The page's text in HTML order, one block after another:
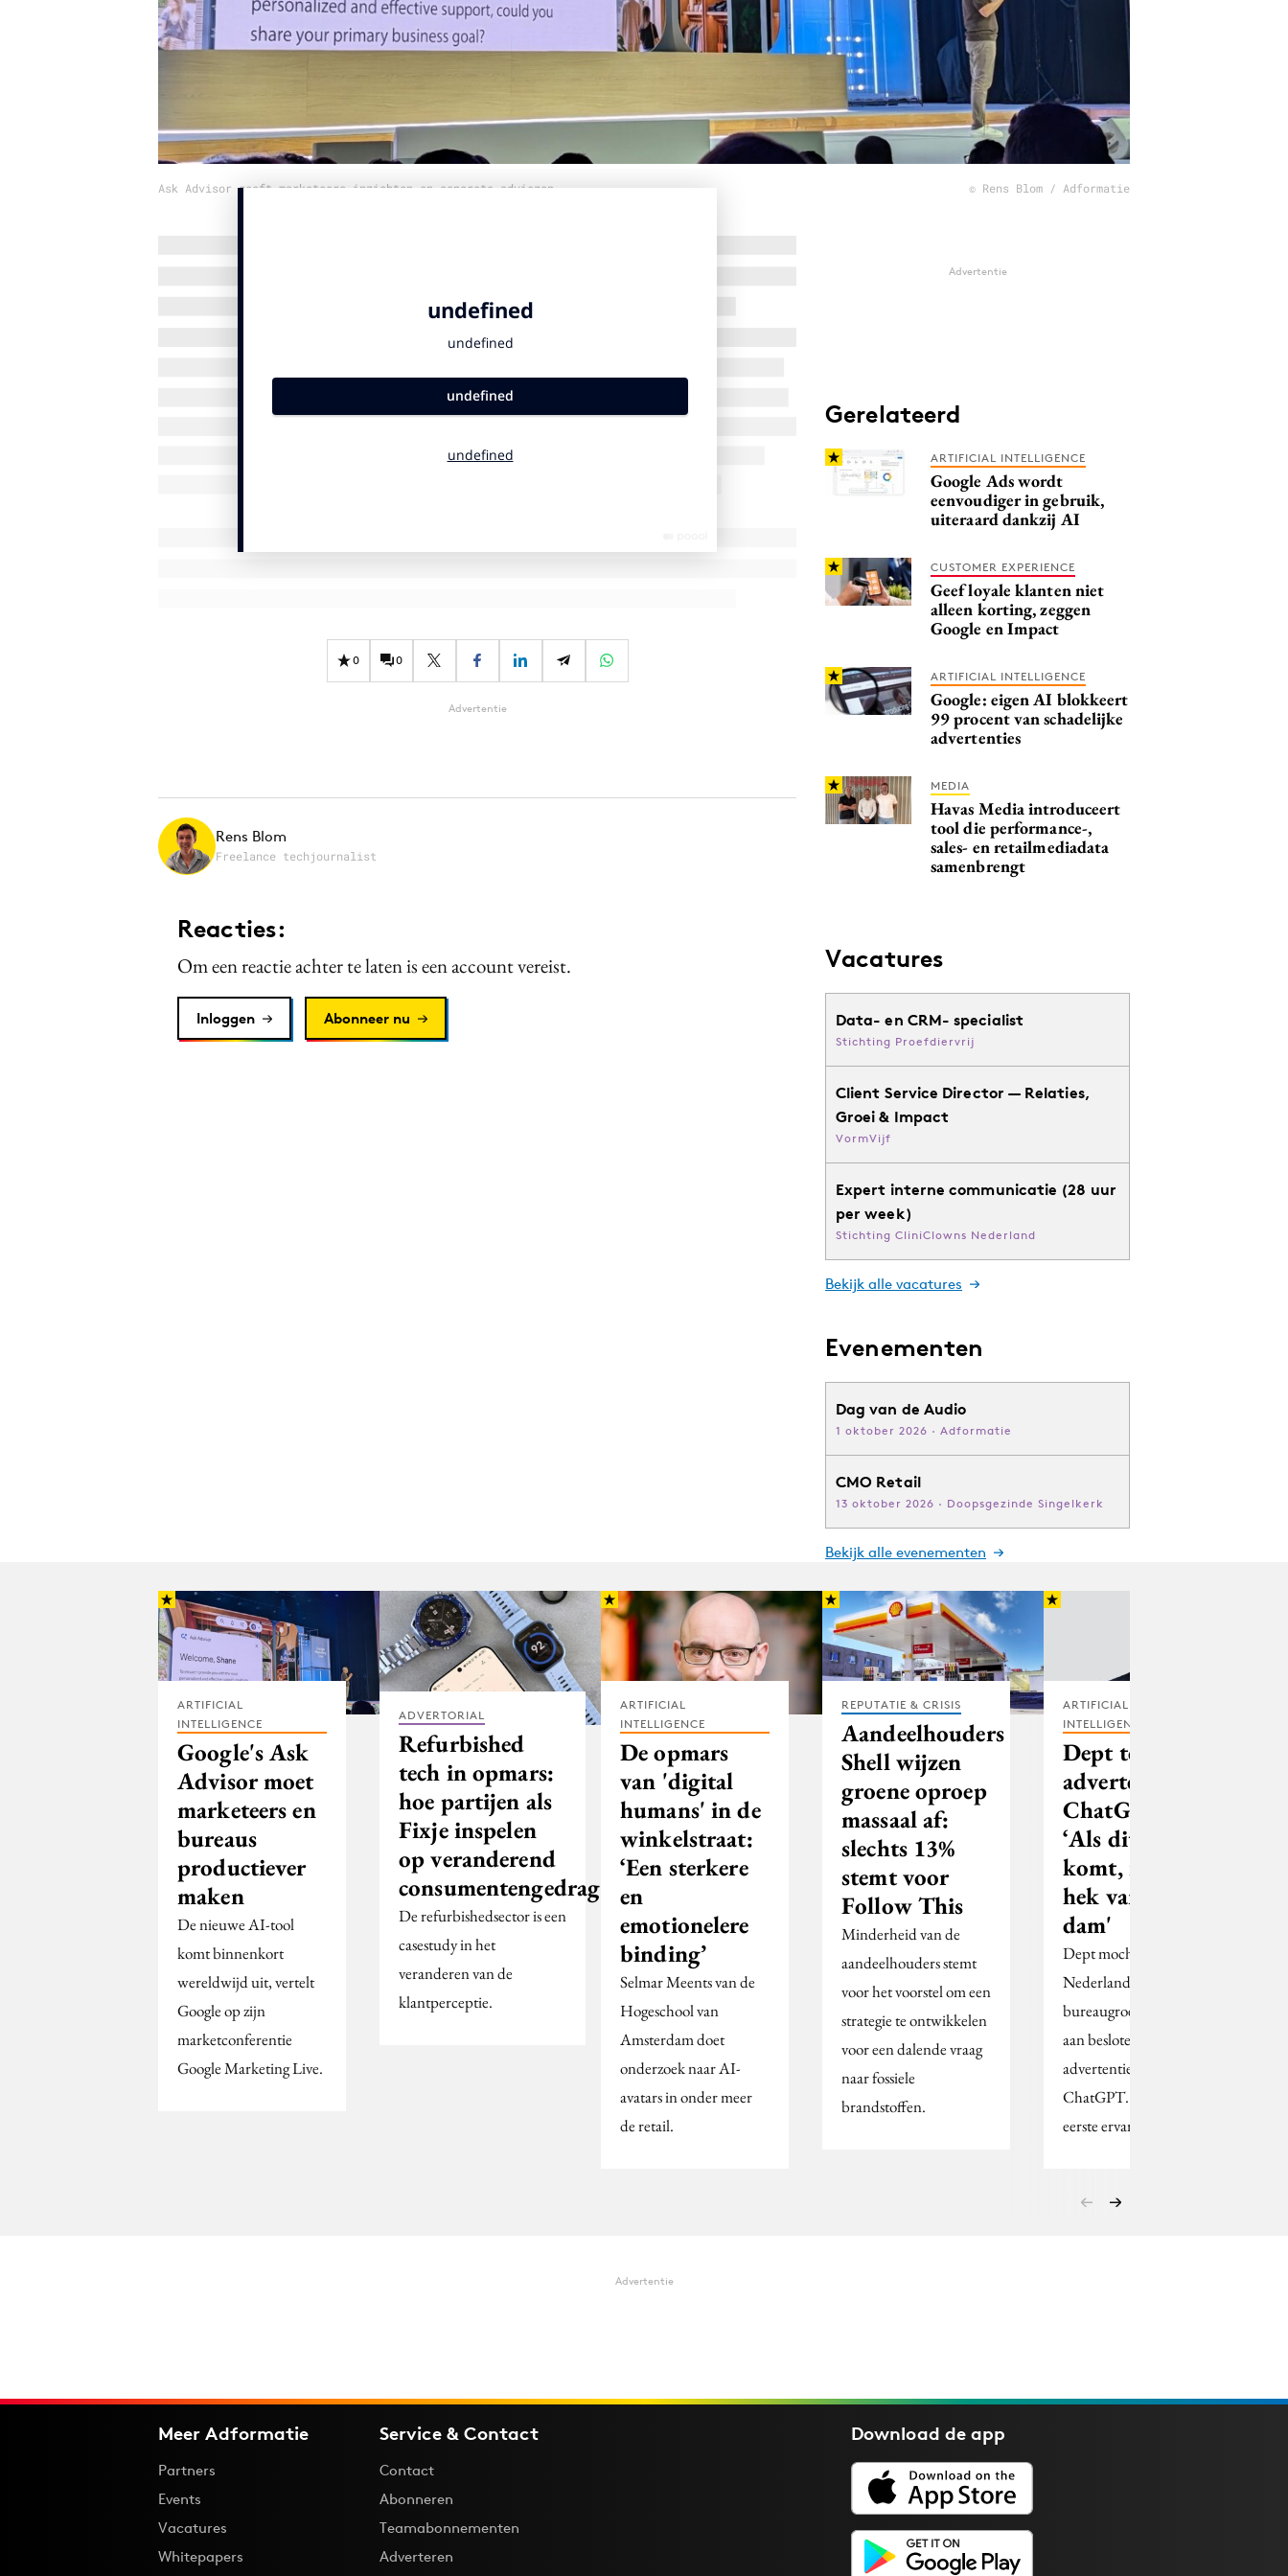
Ask Advisor geeft marketeers inzichten en concrete adviezen. © Rens Blom / Adformatie
0 0
Advertentie
Rens Blom
Freelance techjournalist
Reacties:
Om een reactie achter te laten is een account vereist.
Inloggen Abonneer nu
Advertentie
Gerelateerd
ARTIFICIAL INTELLIGENCE
Google Ads wordt
eenvoudiger in gebruik,
uiteraard dankzij AI
CUSTOMER EXPERIENCE
Geef loyale klanten niet
alleen korting, zeggen
Google en Impact
ARTIFICIAL INTELLIGENCE
Google: eigen AI blokkeert
99 procent van schadelijke
advertenties
MEDIA
Havas Media introduceert
tool die performance-,
sales- en retailmediadata
samenbrengt
Vacatures
Data- en CRM- specialist
Stichting Proefdiervrij
Client Service Director — Relaties,
Groei & Impact
VormVijf
Expert interne communicatie (28 uur
per week)
Stichting CliniClowns Nederland
Bekijk alle vacatures
Evenementen
Dag van de Audio
1 oktober 2026 · Adformatie
CMO Retail
13 oktober 2026 · Doopsgezinde Singelkerk
Bekijk alle evenementen
ARTIFICIAL
INTELLIGENCE
Google's Ask
Advisor moet
marketeers en
bureaus
productiever
maken
De nieuwe AI-tool
komt binnenkort
wereldwijd uit, vertelt
Google op zijn
marketconferentie
Google Marketing Live.
ADVERTORIAL
Refurbished
tech in opmars:
hoe partijen als
Fixje inspelen
op veranderend
consumentengedrag
De refurbishedsector is een
casestudy in het
veranderen van de
klantperceptie.
ARTIFICIAL
INTELLIGENCE
De opmars
van 'digital
humans' in de
winkelstraat:
‘Een sterkere
en
emotionelere
binding’
Selmar Meents van de
Hogeschool van
Amsterdam doet
onderzoek naar AI-
avatars in onder meer
de retail.
REPUTATIE & CRISIS
Aandeelhouders
Shell wijzen
groene oproep
massaal af:
slechts 13%
stemt voor
Follow This
Minderheid van de
aandeelhouders stemt
voor het voorstel om een
strategie te ontwikkelen
voor een dalende vraag
naar fossiele
brandstoffen.
ARTIFICIAL
INTELLIGENCE
Dept testte
advertenties in
ChatGPT:
‘Als dit hier
komt, is het
hek van de
dam'
Dept mocht als eerste
Nederlandse
bureaugroep meedoen
aan besloten
advertentietest
ChatGPT. Dit zijn de
eerste ervaringen.
Advertentie
Meer Adformatie
Partners
Events
Vacatures
Whitepapers
Service & Contact
Contact
Abonneren
Teamabonnementen
Adverteren
Download deapp